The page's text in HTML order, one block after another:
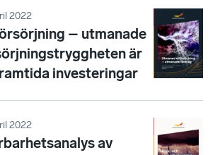
2022
– utmanade
är
investeringar
2022
av